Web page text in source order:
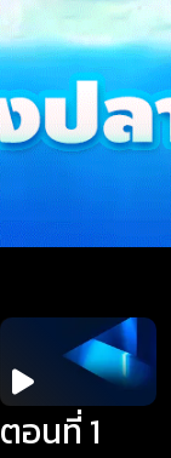
ตอนที่ 1